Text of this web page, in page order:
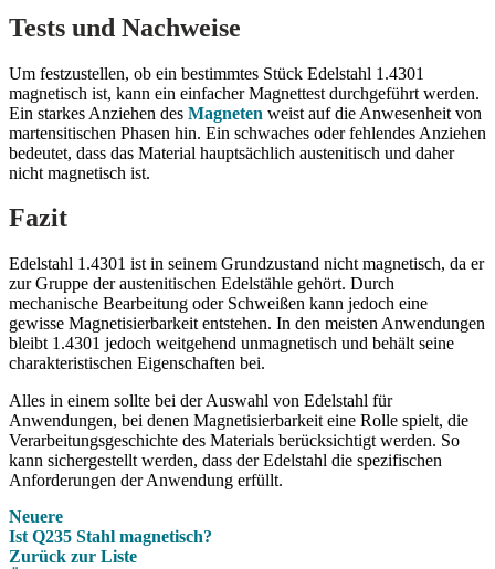
Tests und Nachweise
Um festzustellen, ob ein bestimmtes Stück Edelstahl 1.4301
magnetisch ist, kann ein einfacher Magnettest durchgeführt werden.
Ein starkes Anziehen des Magneten weist auf die Anwesenheit von
martensitischen Phasen hin. Ein schwaches oder fehlendes Anziehen
bedeutet, dass das Material hauptsächlich austenitisch und daher
nicht magnetisch ist.
Fazit
Edelstahl 1.4301 ist in seinem Grundzustand nicht magnetisch, da er
zur Gruppe der austenitischen Edelstähle gehört. Durch
mechanische Bearbeitung oder Schweißen kann jedoch eine
gewisse Magnetisierbarkeit entstehen. In den meisten Anwendungen
bleibt 1.4301 jedoch weitgehend unmagnetisch und behält seine
charakteristischen Eigenschaften bei.
Alles in einem sollte bei der Auswahl von Edelstahl für
Anwendungen, bei denen Magnetisierbarkeit eine Rolle spielt, die
Verarbeitungsgeschichte des Materials berücksichtigt werden. So
kann sichergestellt werden, dass der Edelstahl die spezifischen
Anforderungen der Anwendung erfüllt.
Neuere
Ist Q235 Stahl magnetisch?
Zurück zur Liste